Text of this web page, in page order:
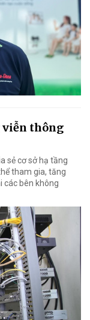
viễn thông
sẻ cơ sở hạ tầng
tham gia, tăng
các bên không